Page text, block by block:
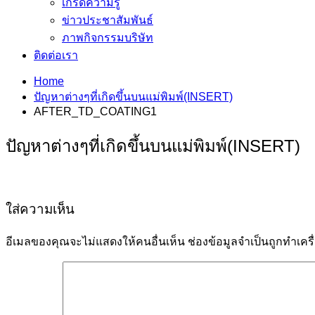
ข่าวประชาสัมพันธ์
ภาพกิจกรรมบริษัท
ติดต่อเรา
Home
ปัญหาต่างๆที่เกิดขึ้นบนแม่พิมพ์(INSERT)
AFTER_TD_COATING1
ปัญหาต่างๆที่เกิดขึ้นบนแม่พิมพ์(INSERT)
ใส่ความเห็น
อีเมลของคุณจะไม่แสดงให้คนอื่นเห็น ช่องข้อมูลจำเป็นถูกทำเค